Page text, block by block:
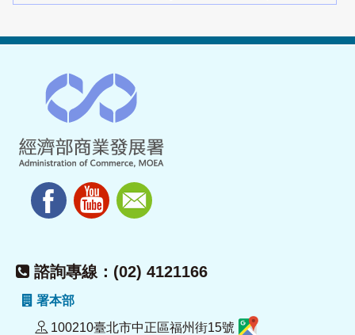
諮詢專線：(02) 4121166
署本部
100210臺北市中正區福州街15號